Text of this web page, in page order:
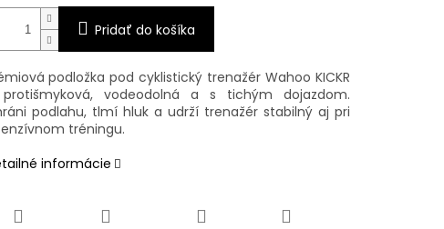
Pridať do košíka
podložka pod cyklistický trenažér Wahoo KICKR
vodeodolná a s tichým dojazdom.
podlahu, tlmí hluk a udrží trenažér stabilný aj pri
tréningu.
informácie